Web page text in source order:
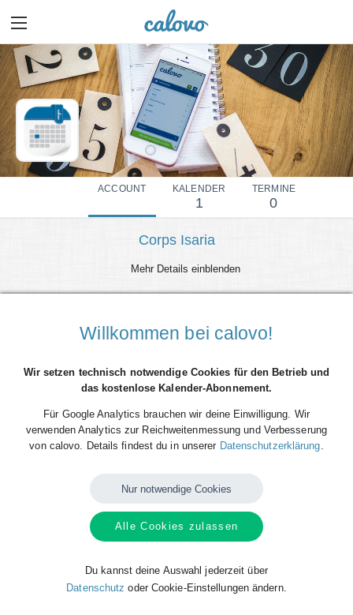
ACCOUNT KALENDER
1
TERMINE
0
Corps Isaria
Mehr Details einblenden
VerfügbareKalendervonCorps Isaria
Willkommen bei calovo!
Wir setzen technisch notwendige Cookies für den Betrieb und
das kostenlose Kalender-Abonnement.
Für Google Analytics brauchen wir deine Einwilligung. Wir
verwenden Analytics zur Reichweitenmessung und Verbesserung
von calovo. Details findest du in unserer Datenschutzerklärung
Nur notwendige Cookies
Alle Cookies zulassen
Du kannst deine Auswahl jederzeit über
Datenschutz oder Cookie-Einstellungen ändern.